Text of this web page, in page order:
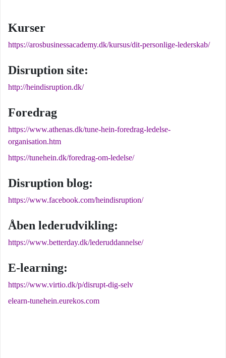
Kurser
https://arosbusinessacademy.dk/kursus/dit-personlige-lederskab/
Disruption site:
http://heindisruption.dk/
Foredrag
https://www.athenas.dk/tune-hein-foredrag-ledelse-
organisation.htm
https://tunehein.dk/foredrag-om-ledelse/
Disruption blog:
https://www.facebook.com/heindisruption/
Åben lederudvikling:
https://www.betterday.dk/lederuddannelse/
E-learning:
https://www.virtio.dk/p/disrupt-dig-selv
elearn-tunehein.eurekos.com